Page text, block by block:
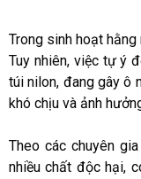
Trong sinh hoạt
Tuy nhiên, việc tự ý
túi nilon, đang gây ô
khó chịu và ảnh
Theo các chuyên
nhiều chất độc hại,